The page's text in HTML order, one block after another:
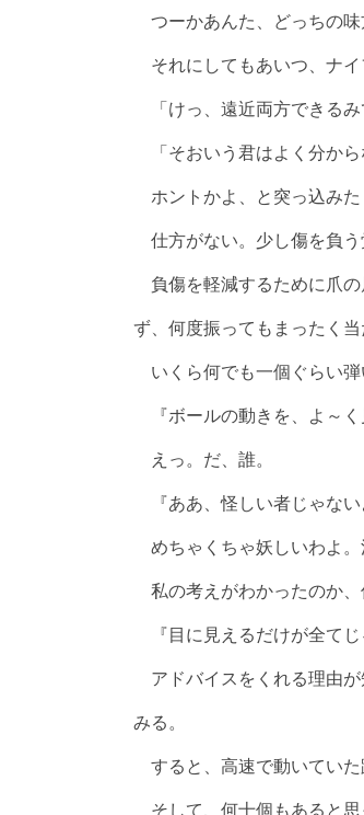
つーかあんた、どっちの味
それにしてもあいつ、ナイ
「けっ、遠近両方できるみ
「そおいう君はよく分から
ホントかよ、と突っ込みた
仕方がない。少し傷を負う
負傷を軽減するために爪の
ず、何度振ってもまったく当
いくら何でも一個ぐらい弾
『ボールの動きを、よ～く
えっ。だ、誰。
『ああ、怪しい者じゃない
めちゃくちゃ妖しいわよ。
私の考えがわかったのか、
『目に見えるだけが全てじ
アドバイスをくれる理由が
みる。
すると、高速で動いていた
そして、何十個もあると思